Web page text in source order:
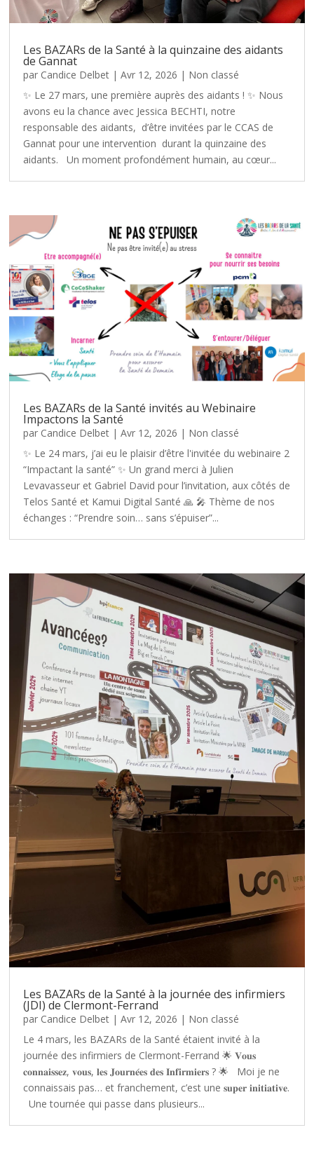
Les BAZARs de la Santé à la quinzaine des aidants
de Gannat
par Candice Delbet |Avr 12, 2026 | Non classé
✨ Le 27 mars, une première auprès des aidants ! ✨ Nous
avons eu la chance avec Jessica BECHTI, notre
responsable des aidants, d’être invitées par le CCAS de
Gannat pour une intervention durant la quinzaine des
aidants. Un moment profondément humain, au cœur...
Les BAZARs de la Santé invités au Webinaire
Impactons la Santé
par Candice Delbet |Avr 12, 2026 | Non classé
✨ Le 24 mars, j’ai eu le plaisir d’être l'invitée du webinaire 2
“Impactant la santé” ✨ Un grand merci à Julien
Levavasseur et Gabriel David pour l’invitation, aux côtés de
Telos Santé et Kamui Digital Santé 🙏 🎤 Thème de nos
échanges : “Prendre soin… sans s’épuiser”...
Les BAZARs de la Santé à la journée des infirmiers
(JDI) de Clermont-Ferrand
par Candice Delbet |Avr 12, 2026 | Non classé
Le 4 mars, les BAZARs de la Santé étaient invité à la
journée des infirmiers de Clermont-Ferrand 🌟 𝐕𝐨𝐮𝐬
𝐜𝐨𝐧𝐧𝐚𝐢𝐬𝐬𝐞𝐳, 𝐯𝐨𝐮𝐬, 𝐥𝐞𝐬 𝐉𝐨𝐮𝐫𝐧𝐞́𝐞𝐬 𝐝𝐞𝐬 𝐈𝐧𝐟𝐢𝐫𝐦𝐢𝐞𝐫𝐬 ? 🌟 Moi je ne
connaissais pas… et franchement, c’est une 𝐬𝐮𝐩𝐞𝐫 𝐢𝐧𝐢𝐭𝐢𝐚𝐭𝐢𝐯𝐞.
Une tournée qui passe dans plusieurs...